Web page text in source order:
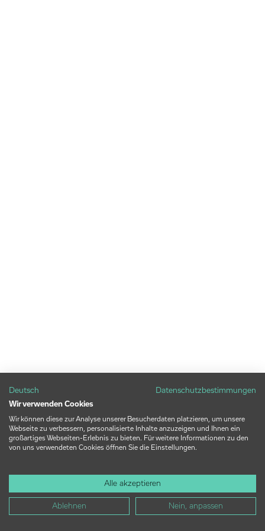
Deutsch
Datenschutzbestimmungen
Wir verwenden Cookies
Wir können diese zur Analyse unserer Besucherdaten platzieren, um unsere
Webseite zu verbessern, personalisierte Inhalte anzuzeigen und Ihnen ein
großartiges Webseiten-Erlebnis zu bieten. Für weitere Informationen zu den
von uns verwendeten Cookies öffnen Sie die Einstellungen.
Alle akzeptieren
Ablehnen Nein, anpassen